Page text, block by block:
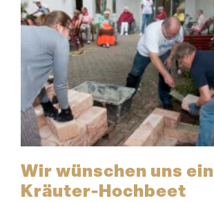
Wir wünschen uns ein
Kräuter-Hochbeet